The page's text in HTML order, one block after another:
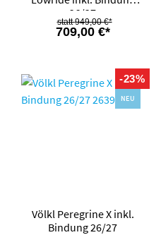
26/27
709,00 €*
949,00 €*
-23%
NEU
Völkl Peregrine X inkl.
Bindung 26/27